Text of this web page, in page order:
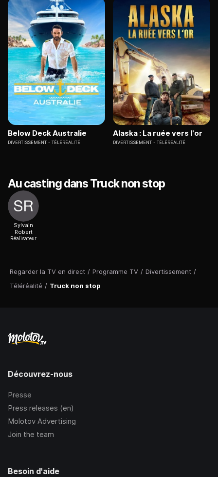
Regarder la TV en direct / Programme TV / Divertissement /
Téléréalité / Truck non stop
Below Deck Australie
DIVERTISSEMENT TÉLÉRÉALITÉ
Alaska : La ruée vers l'or
DIVERTISSEMENT TÉLÉRÉALITÉ
Au casting dans Truck non stop
Sylvain
Robert
Réalisateur
Découvrez-nous
Presse
Press releases (en)
Molotov Advertising
Join the team
Besoin d'aide